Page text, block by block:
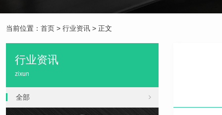
当前位置： 首页 > 行业资讯 > 正文
行业资讯
zixun
全部